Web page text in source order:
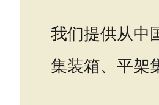
我们提供从中
集装箱、平架